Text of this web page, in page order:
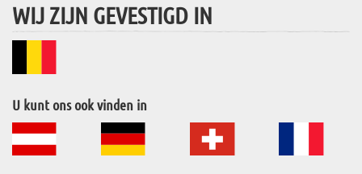
WIJ ZIJN GEVESTIGD IN
U kunt ons ook vinden in